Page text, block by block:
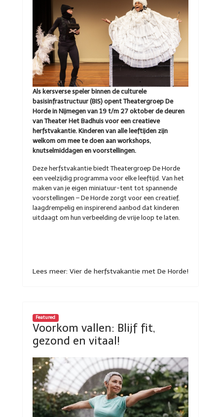
Als kersverse speler binnen de culturele
basisinfrastructuur (BIS) opent Theatergroep De
Horde in Nijmegen van 19 t/m 27 oktober de deuren
van Theater Het Badhuis voor een creatieve
herfstvakantie. Kinderen van alle leeftijden zijn
welkom om mee te doen aan workshops,
knutselmiddagen en voorstellingen.
Deze herfstvakantie biedt Theatergroep De Horde
een veelzijdig programma voor elke leeftijd. Van het
maken van je eigen miniatuur-tent tot spannende
voorstellingen – De Horde zorgt voor een creatief,
laagdrempelig en inspirerend aanbod dat kinderen
uitdaagt om hun verbeelding de vrije loop te laten.
Lees meer: Vier de herfstvakantie met De Horde!
Featured
Voorkom vallen: Blijf fit,
gezond en vitaal!